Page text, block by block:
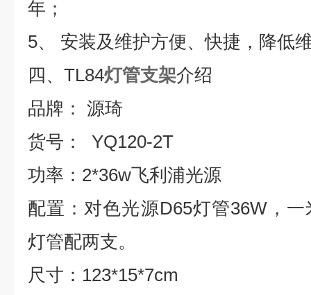
年；
5、
安装及维护方便、快捷，降低
四、 TL84灯管支架介绍
品牌： 源琦
货号：
YQ120-2T
功率： 2*36w飞利浦光源
配置：对色光源D65灯管36W，
灯管配两支。
尺寸： 123*15*7cm